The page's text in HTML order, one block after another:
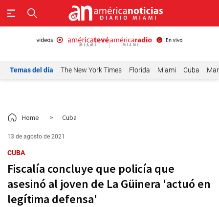
Temas del día The New York Times Florida Miami Cuba
Home > Cuba
13 de agosto de 2021
CUBA
Fiscalía concluye que policía que
asesinó al joven de La Güinera 'actuó en
legítima defensa'